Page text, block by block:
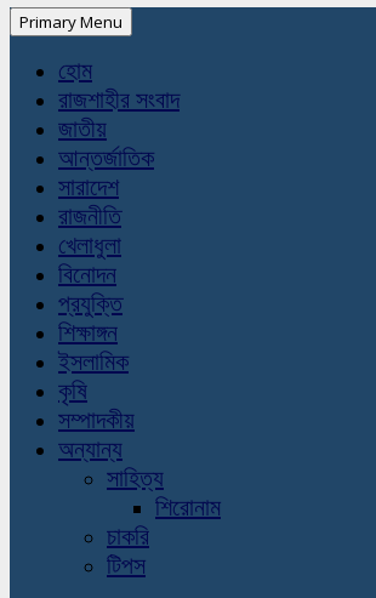
Primary Menu
হোম
রাজশাহীর সংবাদ
জাতীয়
আন্তর্জাতিক
সারাদেশ
রাজনীতি
খেলাধুলা
বিনোদন
প্রযুক্তি
শিক্ষাঙ্গন
ইসলামিক
কৃষি
সম্পাদকীয়
অন্যান্য
সাহিত্য
শিরোনাম
চাকরি
টিপস